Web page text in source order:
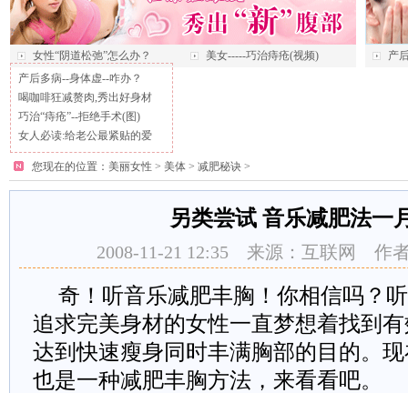
女性“阴道松弛”怎么办？ 美女-----巧治痔疮(视频)
产
产后多病--身体虚--咋办？
喝咖啡狂减赘肉,秀出好身材
巧治“痔疮”--拒绝手术(图)
女人必读:给老公最紧贴的爱
您现在的位置： 美丽女性 > 美体 > 减肥秘诀 >
另类尝试 音乐减肥法一
2008-11-21 12:35 来源：互联网
奇！听音乐减肥丰胸！你相信吗？
追求完美身材的女性一直梦想着找到
达到快速瘦身同时丰满胸部的目的。
也是一种减肥丰胸方法，来看看吧。